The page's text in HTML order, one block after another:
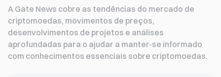
A Gate News cobre as tendências do mercado de
criptomoedas, movimentos de preços,
desenvolvimentos de projetos e análises
aprofundadas para o ajudar a manter-se informado
com conhecimentos essenciais sobre criptomoedas.